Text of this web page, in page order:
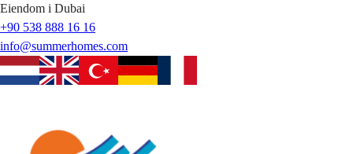
Eiendom i Dubai
+90 538 888 16 16
info@summerhomes.com